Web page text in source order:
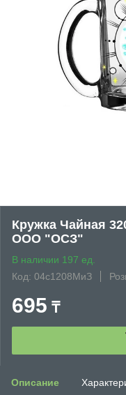
Кружка Чайная
ООО "ОСЗ"
В наличии 197 ед.
Код: 04с1208МиЗ
695 ₸
Описание